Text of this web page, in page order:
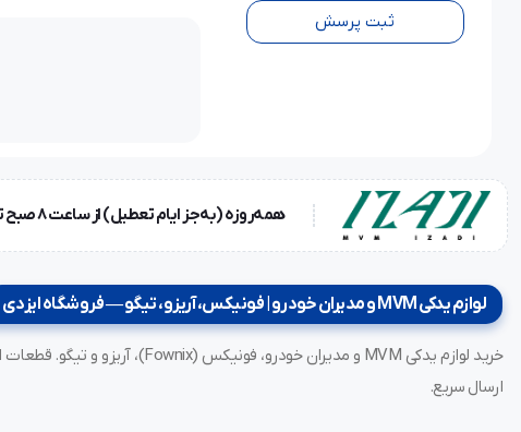
ثبت پرسش
همه‌روزه (به‌جز ایام تعطیل) از ساعت ۸ صبح تا ۱۸ عصر
لوازم یدکی MVM و مدیران خودرو | فونیکس، آریزو، تیگو — فروشگاه ایزدی
ارسال سریع.